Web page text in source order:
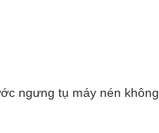
ngưng tụ máy nén không